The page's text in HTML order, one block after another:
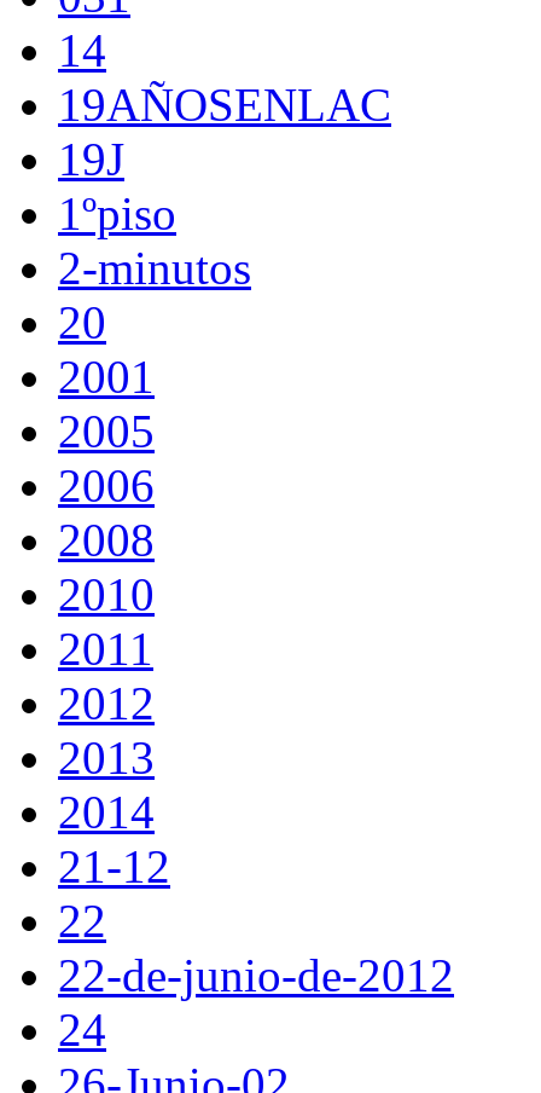
14
19AÑOSENLAC
19J
1ºpiso
2-minutos
20
2001
2005
2006
2008
2010
2011
2012
2013
2014
21-12
22
22-de-junio-de-2012
24